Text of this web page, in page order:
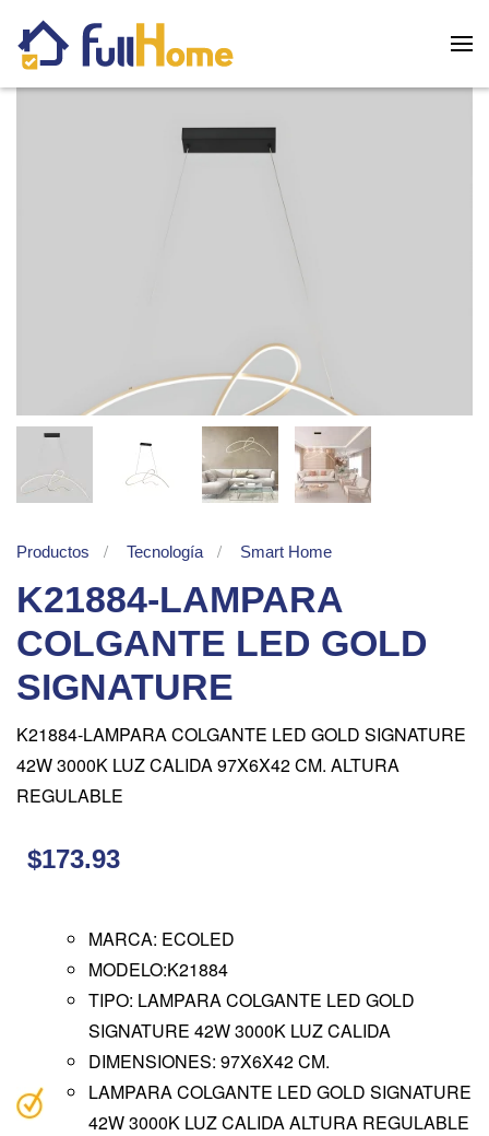
Skip to main content
Productos Tecnología Smart Home
K21884-LAMPARA
COLGANTE LED GOLD
SIGNATURE
K21884-LAMPARA COLGANTE LED GOLD SIGNATURE
42W 3000K LUZ CALIDA 97X6X42 CM. ALTURA
REGULABLE
$173.93
MARCA: ECOLED
MODELO:K21884
TIPO: LAMPARA COLGANTE LED GOLD
SIGNATURE 42W 3000K LUZ CALIDA
DIMENSIONES: 97X6X42 CM.
LAMPARA COLGANTE LED GOLD SIGNATURE
42W 3000K LUZ CALIDA ALTURA REGULABLE